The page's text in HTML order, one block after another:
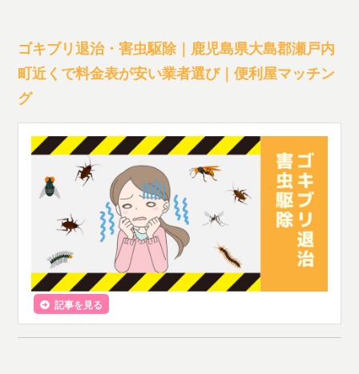
ゴキブリ退治・害虫駆除｜鹿児島県大島郡瀬戸内
町近くで料金表が安い業者選び｜便利屋マッチン
グ
記事を見る